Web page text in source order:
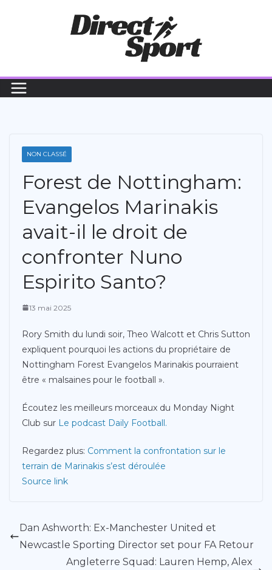
NON CLASSÉ
Forest de Nottingham:
Evangelos Marinakis
avait-il le droit de
confronter Nuno
Espirito Santo?
13 mai 2025
Rory Smith du lundi soir, Theo Walcott et Chris Sutton
expliquent pourquoi les actions du propriétaire de
Nottingham Forest Evangelos Marinakis pourraient
être « malsaines pour le football ».
Écoutez les meilleurs morceaux du Monday Night
Club sur Le podcast Daily Football.
Regardez plus: Comment la confrontation sur le
terrain de Marinakis s’est déroulée
Source link
Dan Ashworth: Ex-Manchester United et
Newcastle Sporting Director set pour FA Retour
Angleterre Squad: Lauren Hemp, Alex